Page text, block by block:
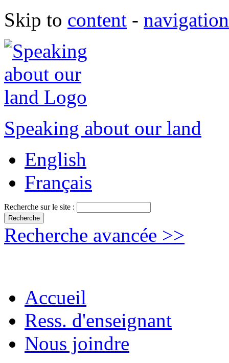
Skip to content - navigation
Speaking about our land
English
Français
Recherche sur le site :
Recherche avancée >>
Accueil
Ress. d'enseignant
Nous joindre